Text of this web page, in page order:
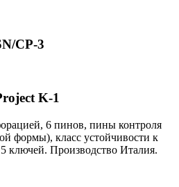
CP-3
K-1
6 пинов, пины контроля
формы), класс устойчивости к
ключей. Производство Италия.